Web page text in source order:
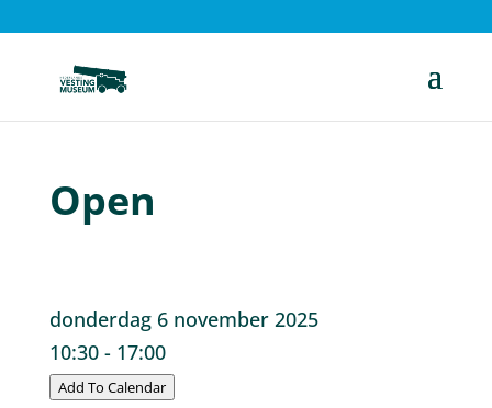
Open
donderdag 6 november 2025
10:30 - 17:00
Add To Calendar